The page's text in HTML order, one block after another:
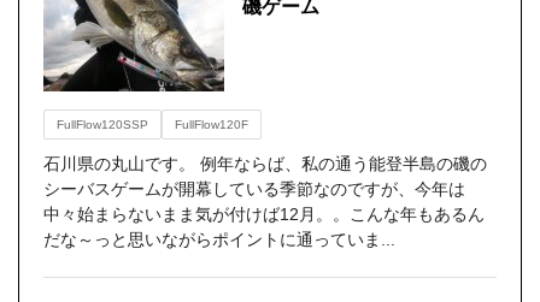
磯ゲーム
FullFlow120SSP FullFlow120F
石川県の丸山です。 例年ならば、私の通う能登半島の磯の
シーバスゲームが開幕している季節なのですが、今年は
中々始まらないまま気が付けば12月。。こんな年もあるん
だな～っと思いながらポイントに通っていま...